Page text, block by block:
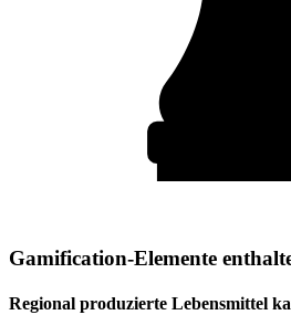
Gamification-Elemente
Regional produzierte Lebensmittel